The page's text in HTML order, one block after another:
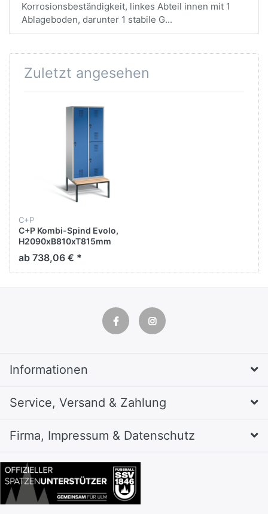
Korrosionsbeständigkeit, linkes Abteil innen mit 1
Ablageboden, darunter 1 stabile G...
Zuletzt angesehen
C+P
C+P Kombi-Spind Evolo,
H2090xB810xT815mm
ab 738,06 € *
Informationen
Service, Versand & Zahlung
Firma, Impressum & Datenschutz